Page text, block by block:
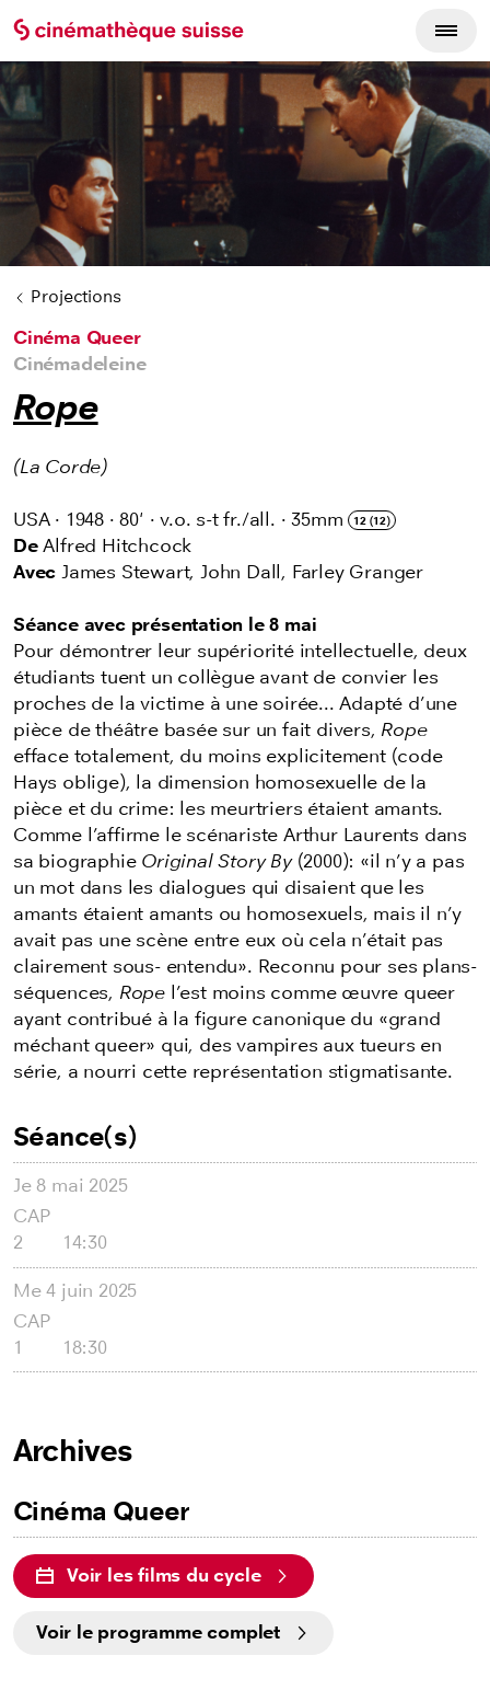
Projections
Cinéma Queer
Cinémadeleine
Rope
(La Corde)
USA· 1948 ·80' ·v.o. s-t fr./all. ·35mm 12 (12)
DeAlfred Hitchcock
Avec James Stewart, John Dall, Farley Granger
Séance avec présentation le 8 mai
Pour démontrer leur supériorité intellectuelle, deux
étudiants tuent un collègue avant de convier les
proches de la victime à une soirée... Adapté d’une
pièce de théâtre basée sur un fait divers, Rope
efface totalement, du moins explicitement (code
Hays oblige), la dimension homosexuelle de la
pièce et du crime: les meurtriers étaient amants.
Comme l’affirme le scénariste Arthur Laurents dans
sa biographie Original Story By (2000): «il n’y a pas
un mot dans les dialogues qui disaient que les
amants étaient amants ou homosexuels, mais il n’y
avait pas une scène entre eux où cela n’était pas
clairement sous- entendu». Reconnu pour ses plans-
séquences, Rope l’est moins comme œuvre queer
ayant contribué à la figure canonique du «grand
méchant queer» qui, des vampires aux tueurs en
série, a nourri cette représentation stigmatisante.
Séance(s)
Je 8 mai 2025
CAP
2
14:30
Me 4 juin 2025
CAP
1
18:30
Archives
Cinéma Queer
Voir les films du cycle
Voir le programme complet